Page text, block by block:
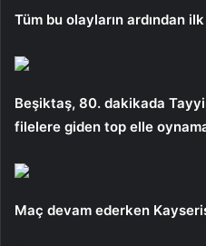
Tüm bu olayların ardından
Beşiktaş, 80. dakikada
filelere giden top elle
Maç devam ederken